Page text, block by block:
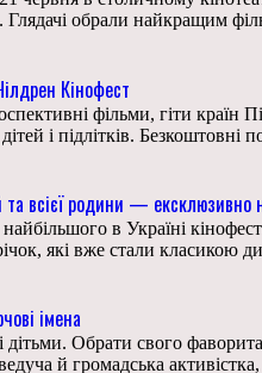
Глядачі обрали найкращим
Кінофест
фільми, гіти
і підлітків. Безкоштовні
та всієї родини — ексклюзивно
в Україні
які вже стали класикою
імена
дітьми. Обрати свого
й громадська